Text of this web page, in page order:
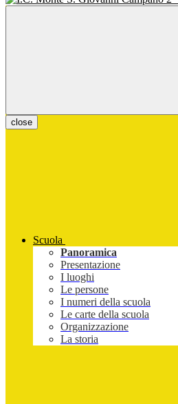
close
Scuola
Panoramica
Presentazione
I luoghi
Le persone
I numeri della scuola
Le carte della scuola
Organizzazione
La storia